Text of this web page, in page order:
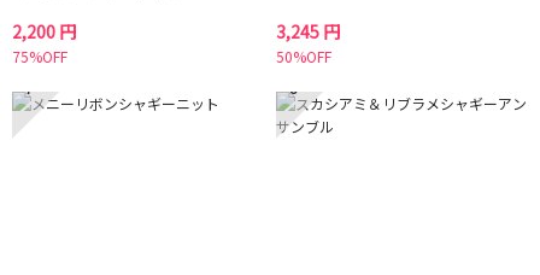
2,200 円
75%OFF
3,245 円
50%OFF
7 8